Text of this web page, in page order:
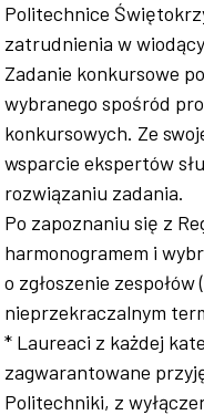
Politechnice
zatrudnienia w
Zadanie konkursowe
wybranego spośród
konkursowych. Ze
wsparcie ekspertów
rozwiązaniu zadania.
Po zapoznaniu się z
harmonogramem i
o zgłoszenie
nieprzekraczalnym
* Laureaci z każdej
zagwarantowane
Politechniki, z